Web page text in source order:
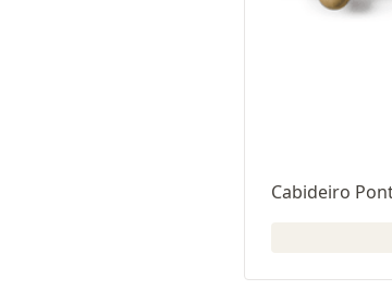
Cabideiro